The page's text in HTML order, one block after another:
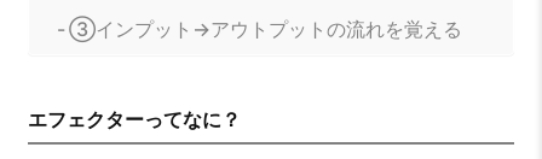
③インプット→アウトプットの流れを覚える
エフェクターってなに？